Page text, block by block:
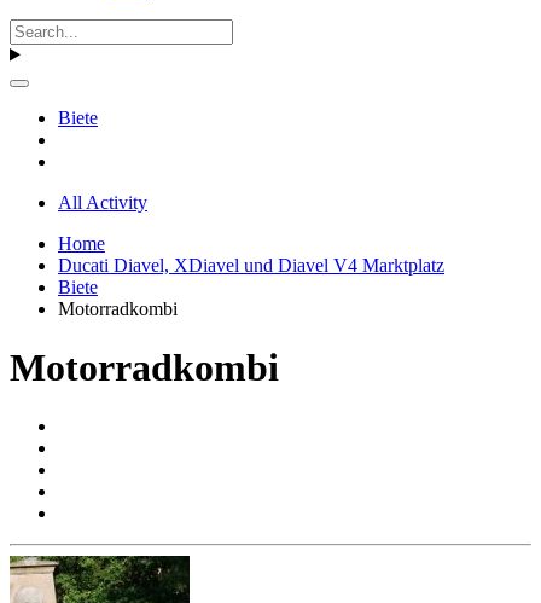
Biete
All Activity
Home
Ducati Diavel, XDiavel und Diavel V4 Marktplatz
Biete
Motorradkombi
Motorradkombi